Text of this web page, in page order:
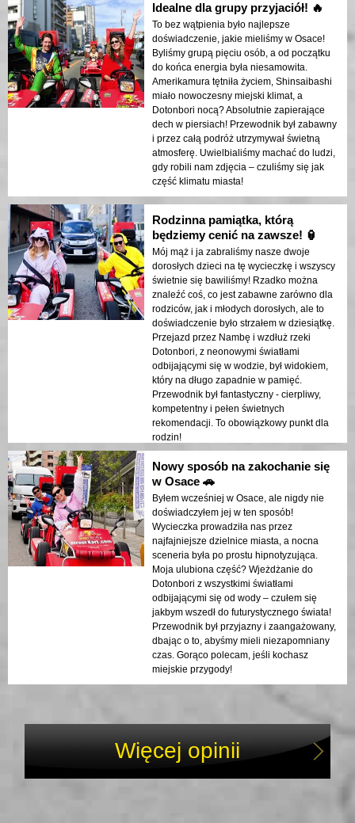
Idealne dla grupy przyjaciół! 🔥
To bez wątpienia było najlepsze
doświadczenie, jakie mieliśmy w Osace!
Byliśmy grupą pięciu osób, a od początku
do końca energia była niesamowita.
Amerikamura tętniła życiem, Shinsaibashi
miało nowoczesny miejski klimat, a
Dotonbori nocą? Absolutnie zapierające
dech w piersiach! Przewodnik był zabawny
i przez całą podróż utrzymywał świetną
atmosferę. Uwielbialiśmy machać do ludzi,
gdy robili nam zdjęcia – czuliśmy się jak
część klimatu miasta!
Rodzinna pamiątka, którą
będziemy cenić na zawsze! 🏮
Mój mąż i ja zabraliśmy nasze dwoje
dorosłych dzieci na tę wycieczkę i wszyscy
świetnie się bawiliśmy! Rzadko można
znaleźć coś, co jest zabawne zarówno dla
rodziców, jak i młodych dorosłych, ale to
doświadczenie było strzałem w dziesiątkę.
Przejazd przez Nambę i wzdłuż rzeki
Dotonbori, z neonowymi światłami
odbijającymi się w wodzie, był widokiem,
który na długo zapadnie w pamięć.
Przewodnik był fantastyczny - cierpliwy,
kompetentny i pełen świetnych
rekomendacji. To obowiązkowy punkt dla
rodzin!
Nowy sposób na zakochanie się
w Osace 🚗
Byłem wcześniej w Osace, ale nigdy nie
doświadczyłem jej w ten sposób!
Wycieczka prowadziła nas przez
najfajniejsze dzielnice miasta, a nocna
sceneria była po prostu hipnotyzująca.
Moja ulubiona część? Wjeżdżanie do
Dotonbori z wszystkimi światłami
odbijającymi się od wody – czułem się
jakbym wszedł do futurystycznego świata!
Przewodnik był przyjazny i zaangażowany,
dbając o to, abyśmy mieli niezapomniany
czas. Gorąco polecam, jeśli kochasz
miejskie przygody!
Więcej opinii